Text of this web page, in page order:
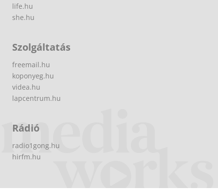
life.hu
she.hu
Szolgáltatás
freemail.hu
koponyeg.hu
videa.hu
lapcentrum.hu
Rádió
radio1gong.hu
hirfm.hu